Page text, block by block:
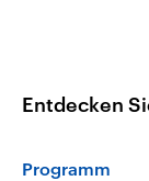
Entdecken
Programm